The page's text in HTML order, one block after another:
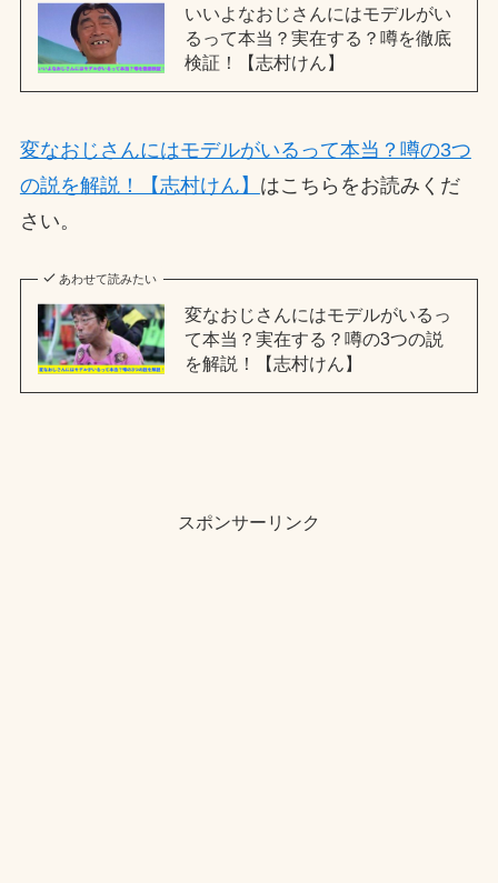
いいよなおじさんにはモデルがい
るって本当？実在する？噂を徹底
検証！【志村けん】
変なおじさんにはモデルがいるって本当？噂の3つ
の説を解説！【志村けん】 はこちらをお読みくだ
さい。
あわせて読みたい
変なおじさんにはモデルがいるっ
て本当？実在する？噂の3つの説
を解説！【志村けん】
スポンサーリンク